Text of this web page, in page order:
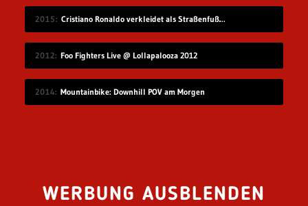
2015 Cristiano Ronaldo verkleidet als Straßenfußballer
2012 Foo Fighters Live @ Lollapalooza 2012
2014 Mountainbike: Downhill POV am Morgen
WERBUNG AUSBLENDEN